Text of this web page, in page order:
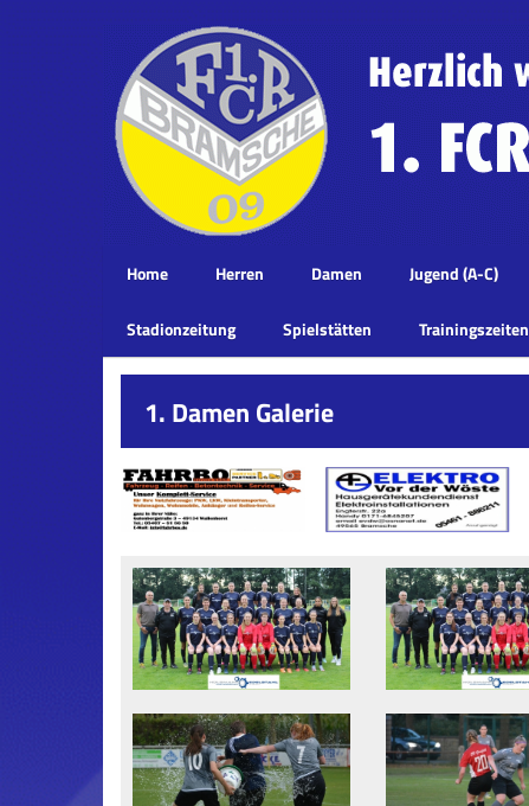
Home Herren Damen Jugend (A-C)
Stadionzeitung Spielstätten Trainingszeiten
1. Damen Galerie